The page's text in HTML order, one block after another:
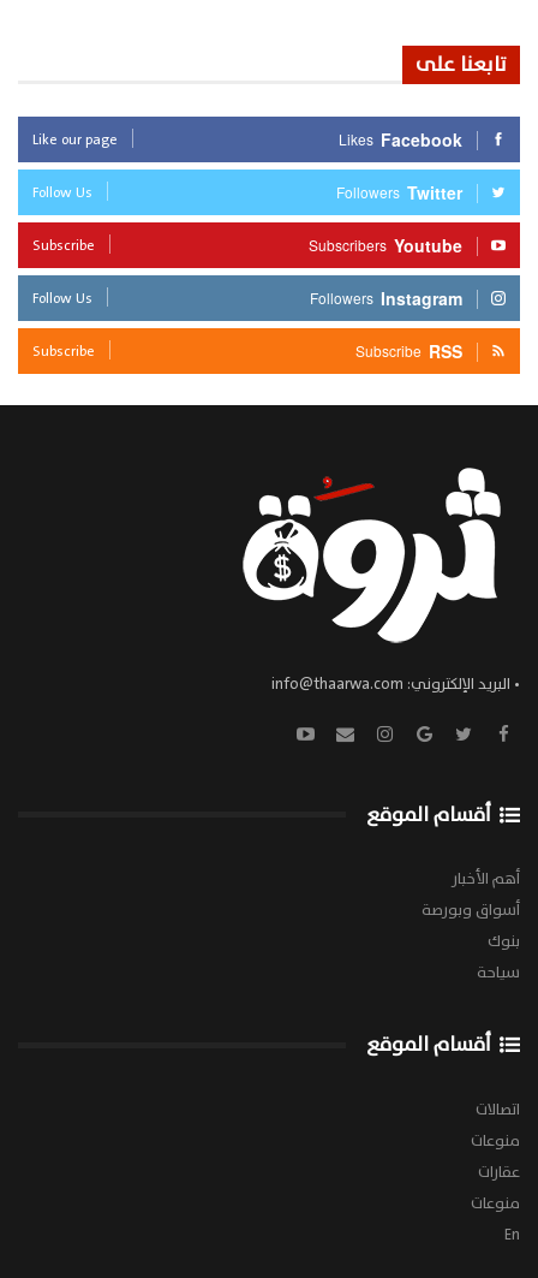
تابعنا على
Facebook
Likes
Like our page
Twitter
Followers
Follow Us
Youtube
Subscribers
Subscribe
Instagram
Followers
Follow Us
RSS
Subscribe
Subscribe
• البريد الإلكتروني: info@thaarwa.com
أقسام الموقع
أهم الأخبار
أسواق وبورصة
بنوك
سياحة
أقسام الموقع
اتصالات
منوعات
عقارات
منوعات
En